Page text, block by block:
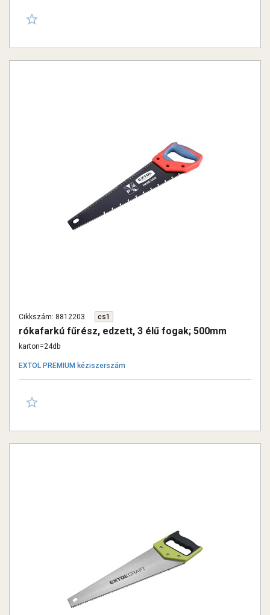
Cikkszám: 8812203 cs1
rókafarkú fűrész, edzett, 3 élű fogak; 500mm
karton=24db
EXTOL PREMIUM kéziszerszám